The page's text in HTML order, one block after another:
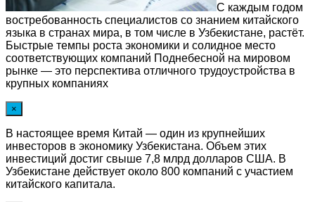
С каждым годом
востребованность специалистов со знанием китайского
языка в странах мира, в том числе в Узбекистане, растёт.
Быстрые темпы роста экономики и солидное место
соответствующих компаний Поднебесной на мировом
рынке — это перспектива отличного трудоустройства в
крупных компаниях
×
В настоящее время Китай — один из крупнейших
инвесторов в экономику Узбекистана. Объем этих
инвестиций достиг свыше 7,8 млрд долларов США. В
Узбекистане действует около 800 компаний с участием
китайского капитала.